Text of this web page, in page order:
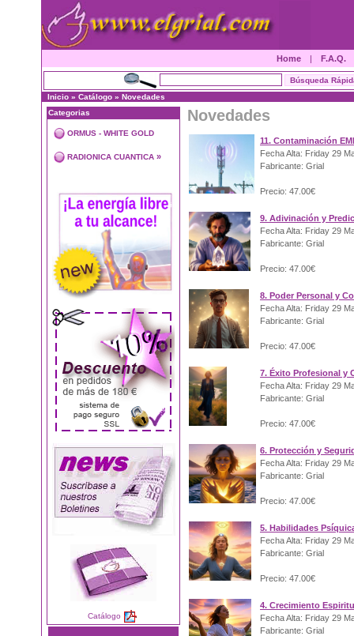
Home | F.A.Q.
Inicio » Catálogo » Novedades
Categorias
ORMUS - WHITE GOLD
RADIONICA CUANTICA »
Catálogo
Novedades
11. Contaminación
Fecha Alta: Friday 29
Fabricante: Grial
Precio: 47.00€
9. Adivinación y
Fecha Alta: Friday 29
Fabricante: Grial
Precio: 47.00€
8. Poder Personal y
Fecha Alta: Friday 29
Fabricante: Grial
Precio: 47.00€
7. Éxito Profesional y
Fecha Alta: Friday 29
Fabricante: Grial
Precio: 47.00€
6. Protección y
Fecha Alta: Friday 29
Fabricante: Grial
Precio: 47.00€
5. Habilidades
Fecha Alta: Friday 29
Fabricante: Grial
Precio: 47.00€
4. Crecimiento
Fecha Alta: Friday 29
Fabricante: Grial